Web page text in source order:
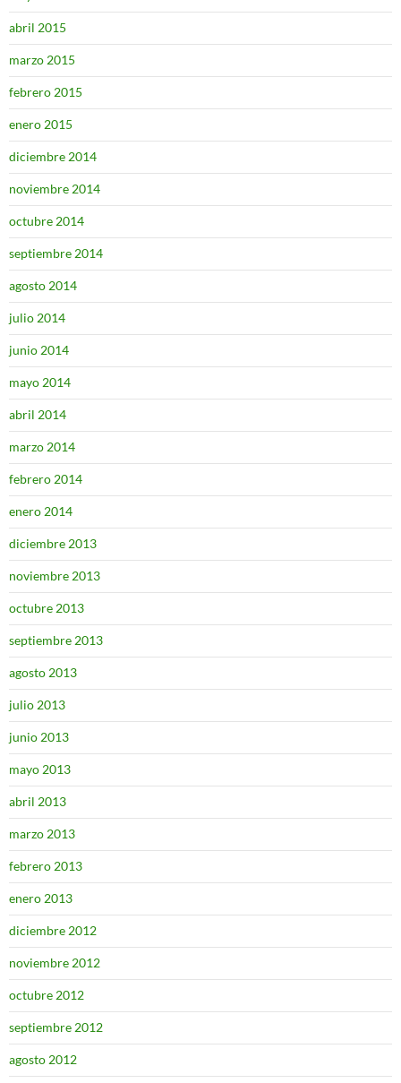
abril 2015
marzo 2015
febrero 2015
enero 2015
diciembre 2014
noviembre 2014
octubre 2014
septiembre 2014
agosto 2014
julio 2014
junio 2014
mayo 2014
abril 2014
marzo 2014
febrero 2014
enero 2014
diciembre 2013
noviembre 2013
octubre 2013
septiembre 2013
agosto 2013
julio 2013
junio 2013
mayo 2013
abril 2013
marzo 2013
febrero 2013
enero 2013
diciembre 2012
noviembre 2012
octubre 2012
septiembre 2012
agosto 2012